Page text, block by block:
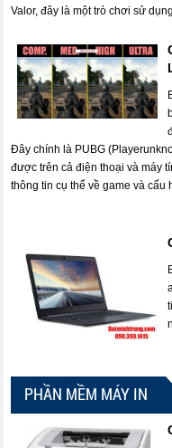
Valor, đây là một trò chơi sử
Đây chính là PUBG
được trên cả điện thoại và máy
thông tin cụ thể về game và
PHẦN MỀM MÁY IN